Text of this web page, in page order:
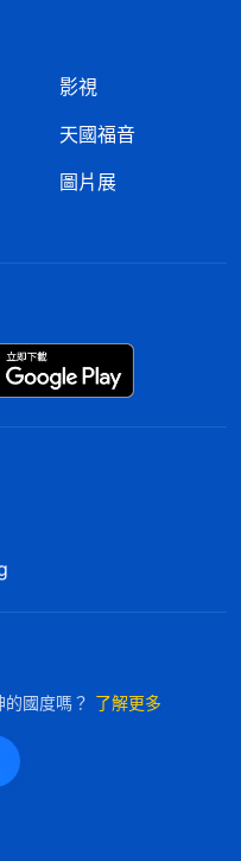
的事都是神主宰安排
法，就是臨到的每一
的，就跟四季的天氣
就不是神安排的，一
環境産生的。這個自
律、法則而産生的，
的，所以無論哪種天
律，没有什麽好與不
。……人感覺好與不
實質。所以，人衡量
準確。因為根據不準
準確。再説運氣好與
個説法不成立，没有
的人事物，不管好與
正確面對。好的從神
説都有自己應該學習
影視
天國福音
圖片展
國度嗎？ 了解更多